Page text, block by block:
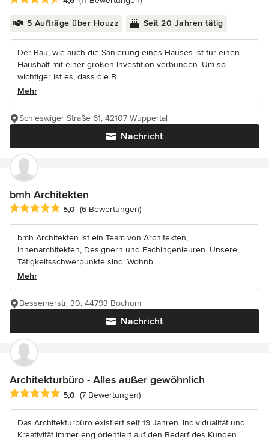
5 Aufträge über Houzz Seit 20 Jahren tätig
Der Bau, wie auch die Sanierung eines Hauses ist für einen
Haushalt mit einer großen Investition verbunden. Um so
wichtiger ist es, dass die B...
Mehr
Nachricht
Schleswiger Straße 61, 42107 Wuppertal
bmh Architekten
Durchschnittliche Bewertung: 5 von 5 Sternen
5,0 (6 Bewertungen)
bmh Architekten ist ein Team von Architekten,
Innenarchitekten, Designern und Fachingenieuren. Unsere
Tätigkeitsschwerpunkte sind: Wohnb...
Mehr
Nachricht
Bessemerstr. 30, 44793 Bochum
Architekturbüro - Alles außer gewöhnlich
Durchschnittliche Bewertung: 5 von 5 Sternen
5,0 (7 Bewertungen)
Das Architekturbüro existiert seit 19 Jahren. Individualität und
Kreativität immer eng orientiert auf den Bedarf des Kunden